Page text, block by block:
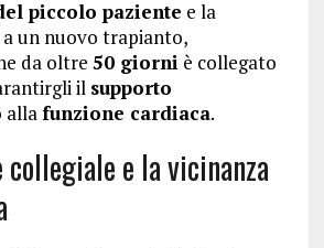
piccolo paziente e la
un nuovo trapianto,
da oltre 50 giorni è collegato
il supporto
allafunzione cardiaca.
collegiale e la vicinanza